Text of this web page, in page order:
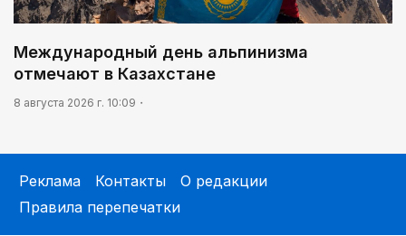
Международный день альпинизма
отмечают в Казахстане
8 августа 2026 г. 10:09
Реклама Контакты
О редакции
Правила перепечатки